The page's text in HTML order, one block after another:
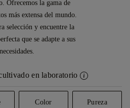
Ofrecemos la gama de
más extensa del mundo.
selección y encuentre la
que se adapte a sus
necesidades.
en laboratorio
Color Pureza